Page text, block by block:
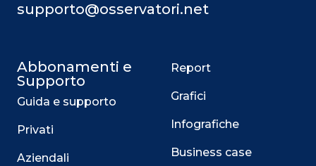
supporto@osservatori.net
Abbonamenti e
Supporto
Guida e supporto
Privati
Aziendali
Report
Grafici
Infografiche
Business case